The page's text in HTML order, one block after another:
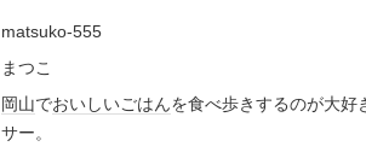
matsuko-555
まつこ
岡山でおいしいごはんを食べ歩きするのが大好
サー。